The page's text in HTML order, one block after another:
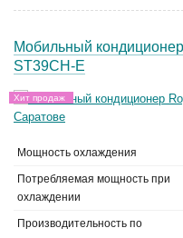
Мобильный
ST39CH-E
Хит продаж
Мощность охлаждения
Потребляемая мощность при
охлаждении
Производительность по